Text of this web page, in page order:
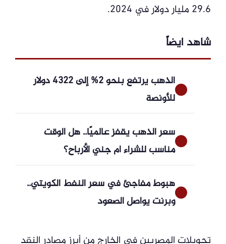
29.6 مليار دولار في 2024.
شاهد ايضاً
الذهب يرتفع بنحو 2% إلى 4322 دولار
للأونصة
سعر الذهب يقفز عالميًا.. هل الوقت
مناسب للشراء أم جني الأرباح؟
هبوط مفاجئ في سعر النفط الكويتي..
وبرنت يواصل الصعود
تحويلات المصريين في الخارج من أبرز مصادر النقد